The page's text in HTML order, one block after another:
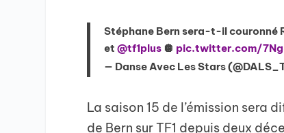
Stéphane Bern sera-t-il couronné
et@tf1plus 🪩 pic.twitter.com/
— Danse Avec Les Stars
La saison 15 de l’émission sera
de Bern sur TF1 depuis deux